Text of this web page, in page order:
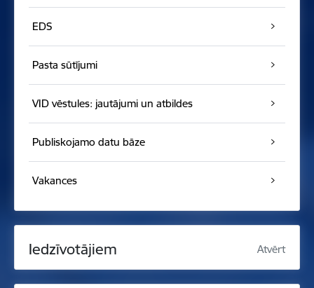
EDS
Pasta sūtījumi
VID vēstules: jautājumi un atbildes
Publiskojamo datu bāze
Vakances
Iedzīvotājiem Atvērt